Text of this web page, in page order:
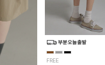
FREE